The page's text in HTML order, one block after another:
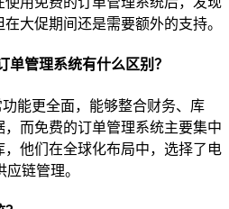
大促期间还是需要额外的支持。
单管理系统有什么区别？
功能更全面，能够整合财务、库
而免费的订单管理系统主要集中
他们在全球化布局中，选择了电
链管理。